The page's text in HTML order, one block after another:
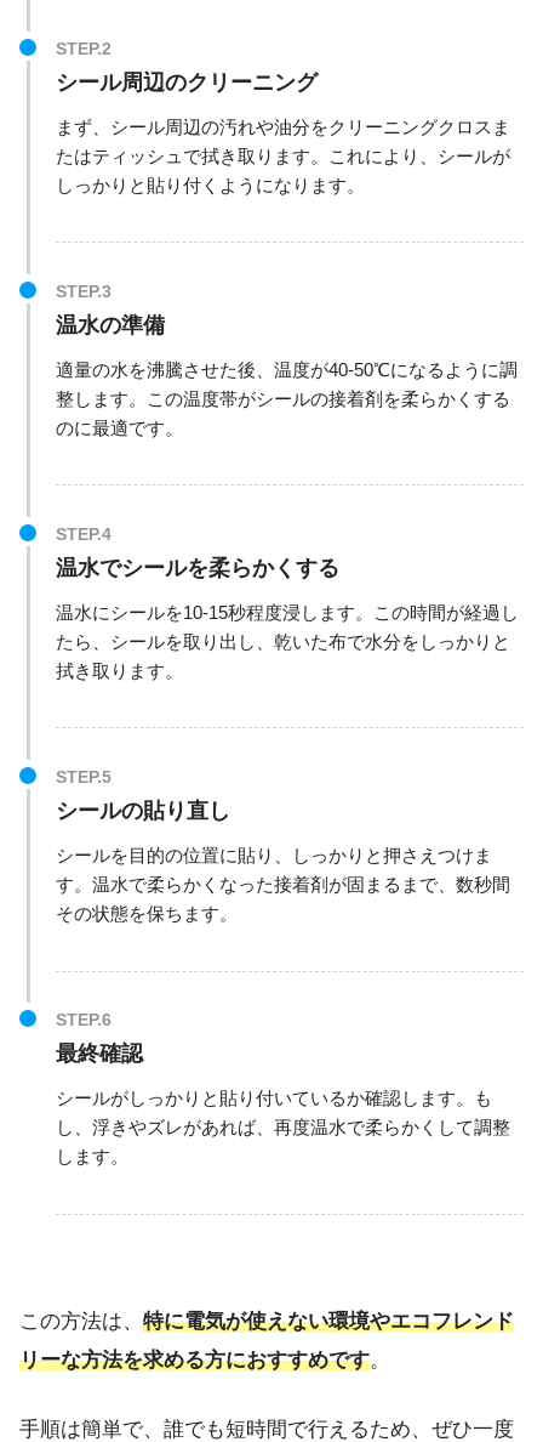
シール周辺のクリーニング
まず、シール周辺の汚れや油分をクリーニングクロスま
たはティッシュで拭き取ります。これにより、シールが
しっかりと貼り付くようになります。
温水の準備
適量の水を沸騰させた後、温度が40-50℃になるように調
整します。この温度帯がシールの接着剤を柔らかくする
のに最適です。
温水でシールを柔らかくする
温水にシールを10-15秒程度浸します。この時間が経過し
たら、シールを取り出し、乾いた布で水分をしっかりと
拭き取ります。
シールの貼り直し
シールを目的の位置に貼り、しっかりと押さえつけま
す。温水で柔らかくなった接着剤が固まるまで、数秒間
その状態を保ちます。
最終確認
シールがしっかりと貼り付いているか確認します。も
し、浮きやズレがあれば、再度温水で柔らかくして調整
します。
この方法は、 特に電気が使えない環境やエコフレンド
リーな方法を求める方におすすめです。
手順は簡単で、誰でも短時間で行えるため、ぜひ一度